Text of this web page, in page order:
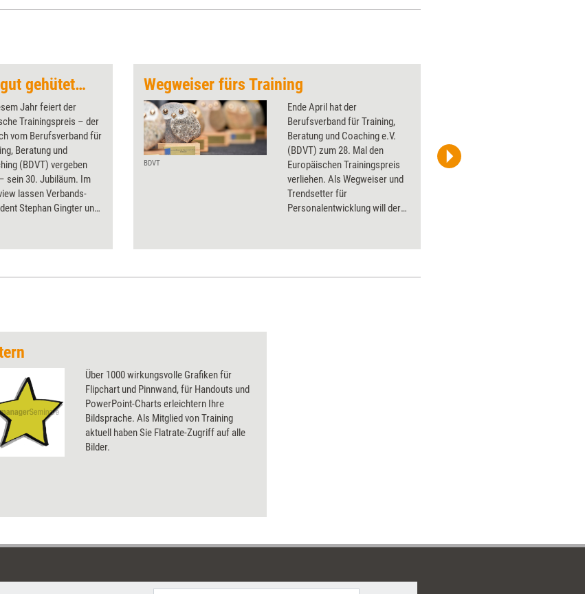
„Trainingskonzepte sind gut gehütete Geheimnisse“
Jahr feiert der
Trainingspreis – der
vom Berufsverband für
Beratung und
(BDVT) vergeben
sein 30. Jubiläum. Im
lassen Verbands-
Stephan Gingter und
Revue
Wegweiser fürs Training
BDVT
Ende April hat der
Berufsverband für Training,
Beratung und Coaching e.V.
(BDVT) zum 28. Mal den
Europäischen Trainingspreis
verliehen. Als Wegweiser und
Trendsetter für
Personalentwicklung will der
aktuell fasst die
zusammen.
J. Konrad Schmidt / BDVT
Über 1000 wirkungsvolle Grafiken für
Flipchart und Pinnwand, für Handouts und
PowerPoint-Charts erleichtern Ihre
Bildsprache. Als Mitglied von Training
aktuell haben Sie Flatrate-Zugriff auf alle
Bilder.